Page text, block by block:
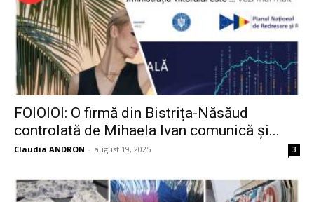
FOIOIOI: O firmă din Bistrița-Năsăud
controlată de Mihaela Ivan comunică și...
Claudia ANDRON - august 19, 2025 3